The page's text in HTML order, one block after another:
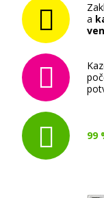
Sada
a
99